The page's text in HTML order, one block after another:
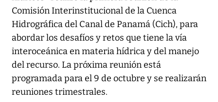
Comisión Interinstitucional de la Cuenca
Hidrográfica del Canal de Panamá (Cich), para
abordar los desafíos y retos que tiene la vía
interoceánica en materia hídrica y del manejo
del recurso. La próxima reunión está
programada para el 9 de octubre y se realizarán
reuniones trimestrales.